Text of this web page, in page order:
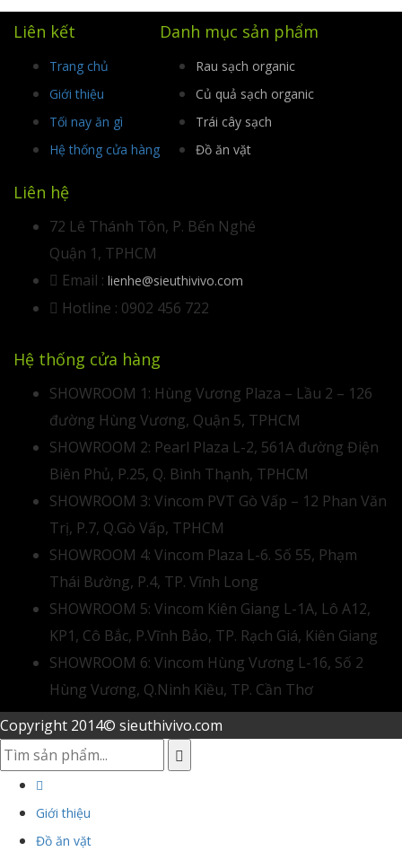
Liên kết
Trang chủ
Giới thiệu
Tối nay ăn gì
Hệ thống cửa hàng
Danh mục sản phẩm
Rau sạch organic
Củ quả sạch organic
Trái cây sạch
Đồ ăn vặt
Liên hệ
72 Lê Thánh Tôn, P. Bến Nghé
Quận 1, TPHCM
Email : lienhe@sieuthivivo.com
Hotline : 0902 456 722
Hệ thống cửa hàng
SHOWROOM 1: Hùng Vương Plaza – Lầu 2 – 126
đường Hùng Vương, Quận 5, TPHCM
SHOWROOM 2: Pearl Plaza L-2, 561A đường Điện
Biên Phủ, P.25, Q. Bình Thạnh, TPHCM
SHOWROOM 3: Vincom PVT Gò Vấp – 12 Phan Văn
Trị, P.7, Q.Gò Vấp, TPHCM
SHOWROOM 4: Vincom Plaza L-6. Số 55, Phạm
Thái Bường, P.4, TP. Vĩnh Long
SHOWROOM 5: Vincom Kiên Giang L-1A, Lô A12,
KP1, Cô Bắc, P.Vĩnh Bảo, TP. Rạch Giá, Kiên Giang
SHOWROOM 6: Vincom Hùng Vương L-16, Số 2
Hùng Vương, Q.Ninh Kiều, TP. Cần Thơ
Copyright 2014© sieuthivivo.com
Giới thiệu
Đồ ăn vặt